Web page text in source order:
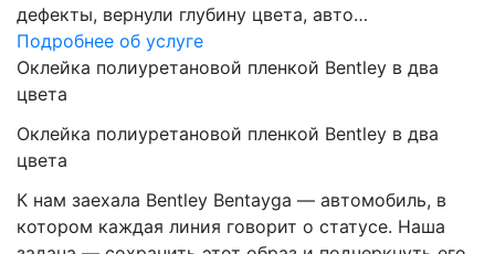
дефекты, вернули глубину цвета, авто…
Подробнее об услуге
Оклейка полиуретановой пленкой Bentley в два
цвета
Оклейка полиуретановой пленкой Bentley в два
цвета
К нам заехала Bentley Bentayga — автомобиль, в
котором каждая линия говорит о статусе. Наша